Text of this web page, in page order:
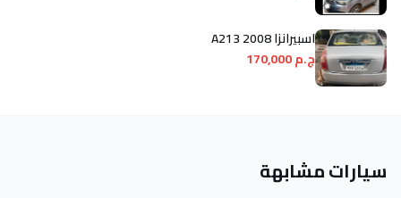
اسبيرانزا A213 2008
ج.م 170,000
سيارات مشابهة